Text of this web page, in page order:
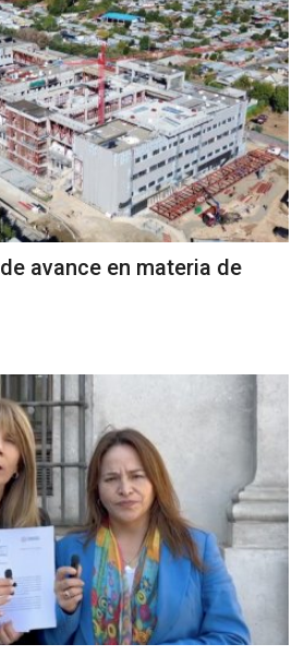
avance en materia de